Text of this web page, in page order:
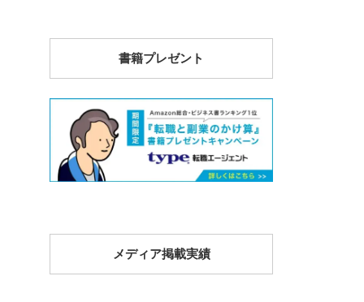
書籍プレゼント
メディア掲載実績